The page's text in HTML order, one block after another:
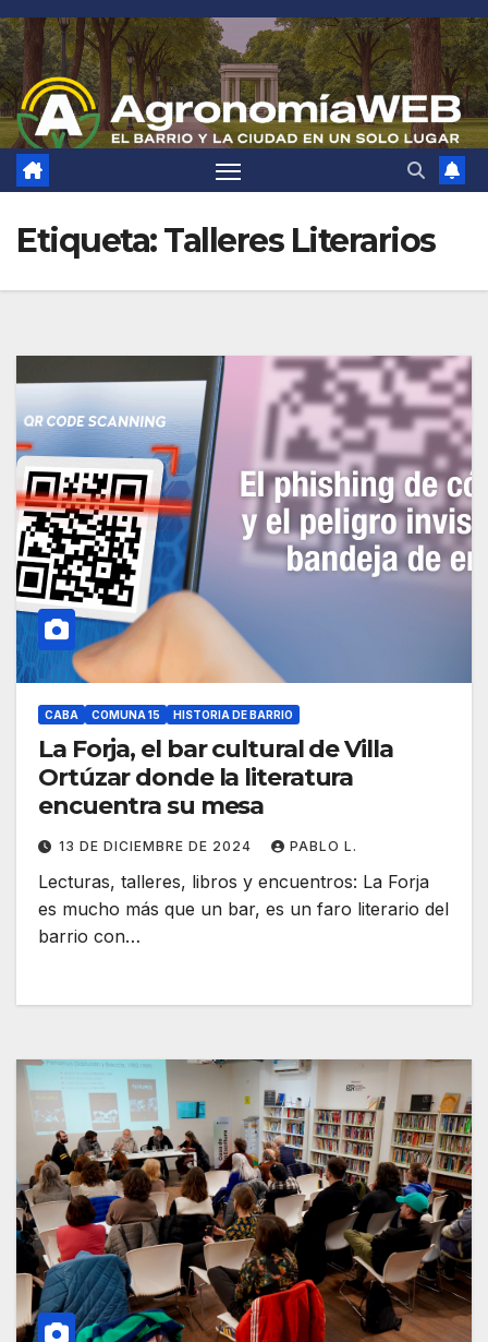
Saltar
al
contenido
Etiqueta:Talleres Literarios
CABA COMUNA 15 HISTORIA DE BARRIO
La Forja, el bar cultural de Villa
Ortúzar donde la literatura
encuentra su mesa
13 DE DICIEMBRE DE 2024 PABLO L.
Lecturas, talleres, libros y encuentros: La Forja
es mucho más que un bar, es un faro literario del
barrio con…